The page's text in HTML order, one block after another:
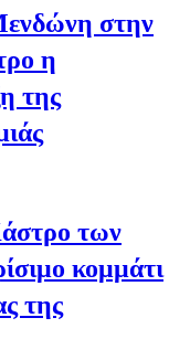
στην
η
της
των
κομμάτι
της